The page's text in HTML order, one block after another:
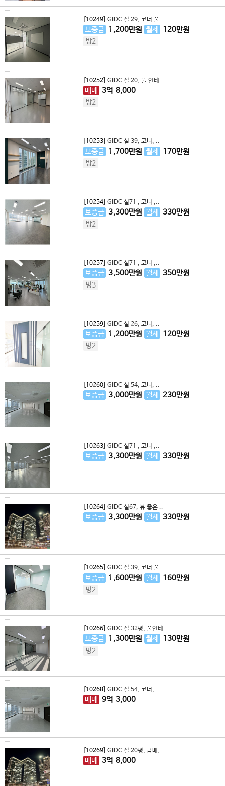
[10249] GIDC 실 29, 코너 풀..
보증금 1,200만원 월세 120만원
방2
[10252] GIDC 실 20, 풀 인테..
매매 3억 8,000
방2
[10253] GIDC 실 39, 코너, ..
보증금 1,700만원 월세 170만원
방2
[10254] GIDC 실71 , 코너 ,..
보증금 3,300만원 월세 330만원
방2
[10257] GIDC 실71 , 코너 ,..
보증금 3,500만원 월세 350만원
방3
[10259] GIDC 실 26, 코너, ..
보증금 1,200만원 월세 120만원
방2
[10260] GIDC 실 54, 코너, ..
보증금 3,000만원 월세 230만원
[10263] GIDC 실71 , 코너 ,..
보증금 3,300만원 월세 330만원
[10264] GIDC 실67, 뷰 좋은 ..
보증금 3,300만원 월세 330만원
[10265] GIDC 실 39, 코너 풀..
보증금 1,600만원 월세 160만원
방2
[10266] GIDC 실 32평, 풀인테..
보증금 1,300만원 월세 130만원
방2
[10268] GIDC 실 54, 코너, ..
매매 9억 3,000
[10269] GIDC 실 20평, 급매,..
매매 3억 8,000